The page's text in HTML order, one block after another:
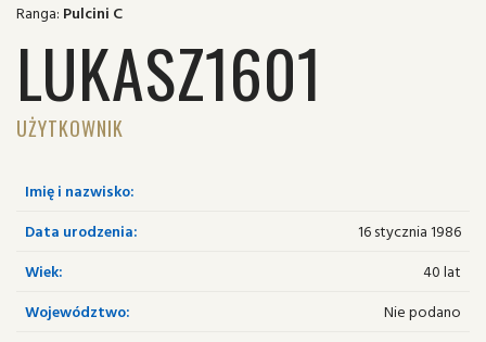
Ranga: Pulcini C
LUKASZ1601
UŻYTKOWNIK
Imię i nazwisko:
Data urodzenia:
16 stycznia 1986
Wiek:
40 lat
Województwo:
Nie podano